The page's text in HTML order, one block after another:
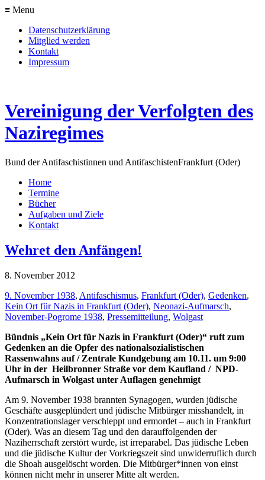
≡ Menu
Datenschutzerklärung
Mitglied werden
Kontakt
Impressum
Vereinigung der Verfolgten des
Naziregimes
Bund der Antifaschistinnen und AntifaschistenFrankfurt (Oder)
Home
Termine
Bücher
Aufgaben und Ziele
Kontakt
Wehret den Anfängen!
8. November 2012
9. November 1938, Antifaschismus, Frankfurt (Oder), Gedenken,
Kein Ort für Nazis in Frankfurt (Oder), Neonazi-Aufmarsch,
November-Pogrome 1938, Pressemitteilung, Wolgast
Bündnis „Kein Ort für Nazis in Frankfurt (Oder)“ ruft zum
Gedenken an die Opfer des nationalsozialistischen
Rassenwahns auf / Zentrale Kundgebung am 10.11. um 9:00
Uhr in der Heilbronner Straße vor dem Kaufland / NPD-
Aufmarsch in Wolgast unter Auflagen genehmigt
Am 9. November 1938 brannten Synagogen, wurden jüdische
Geschäfte ausgeplündert und jüdische Mitbürger misshandelt, in
Konzentrationslager verschleppt und ermordet – auch in Frankfurt
(Oder). Was an diesem Tag und den darauffolgenden der
Naziherrschaft zerstört wurde, ist irreparabel. Das jüdische Leben
und die jüdische Kultur der Vorkriegszeit sind unwiderruflich durch
die Shoah ausgelöscht worden. Die Mitbürger*innen von einst
können nicht mehr in unserer Mitte alt werden.